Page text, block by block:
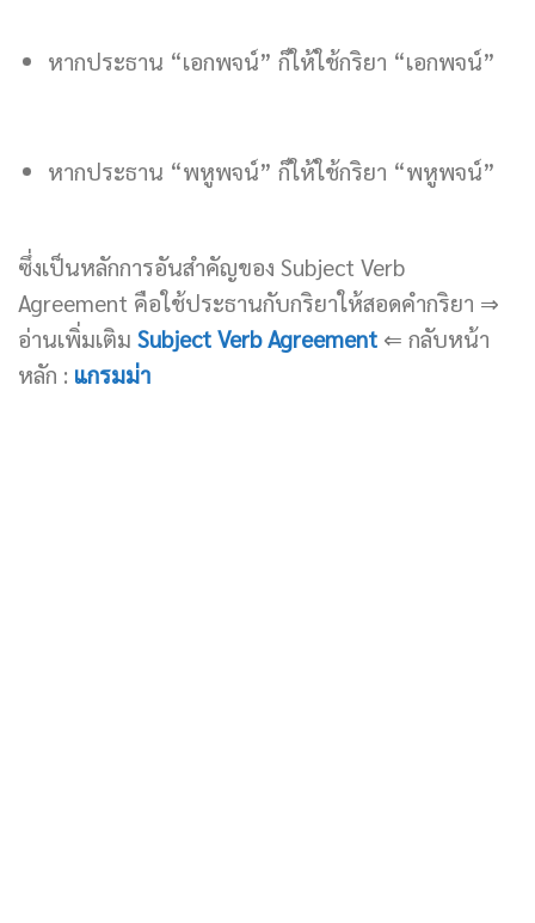
หากประธาน “เอกพจน์” ก็ให้ใช้กริยา “เอกพจน์”
หากประธาน “พหูพจน์” ก็ให้ใช้กริยา “พหูพจน์”
ซึ่งเป็นหลักการอันสำคัญของ Subject Verb
Agreement คือใช้ประธานกับกริยาให้สอดคำกริยา ⇒
อ่านเพิ่มเติม Subject Verb Agreement ⇐ กลับหน้า
หลัก : แกรมม่า